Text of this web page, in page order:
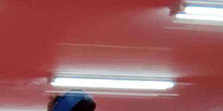
当サイトは、空道大道塾ビジネスマンクラスの親睦の
ために設置されています。
総本部が中心となって運営していますが、他支部、他
流の方も歓迎します。ただしコメントの際は実名での
ご記入をお願い致します。（例：東孝＠総本部）
それではレッツ！ビジネスマン空道。押忍！